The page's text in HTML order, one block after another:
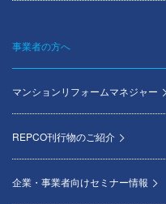
事業者の方へ
マンションリフォームマネジャー
REPCO刊行物のご紹介
企業・事業者向けセミナー情報